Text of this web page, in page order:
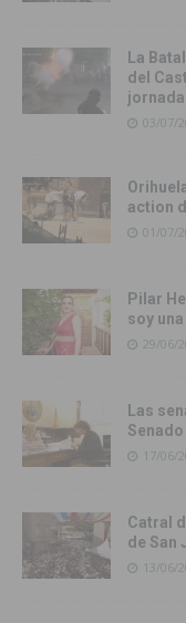
La
del
03/07/
action
01/07/
Pilar
soy
29/06/
Las
17/06/
Catral
de San
13/06/